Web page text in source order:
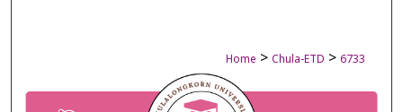
Home > Chula-ETD > 6733